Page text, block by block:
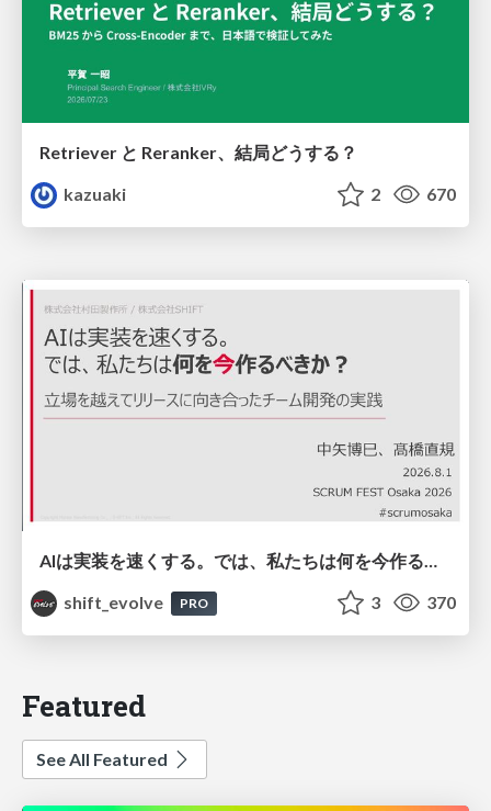
Retriever と Reranker、結局どうする？
kazuaki
2 670
AIは実装を速くする。では、私たちは何を今作るべきか？－立場を越えてリリースに向き合ったチーム開発の実践 / 20260801 Hiromi Nakaya and Naoki Takahashi
shift_evolve
PRO 3 370
Featured
See All Featured